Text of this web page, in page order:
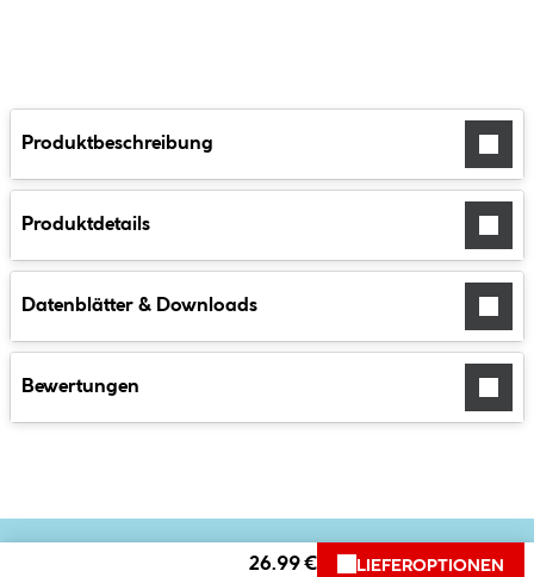
Produktbeschreibung
Produktdetails
Datenblätter & Downloads
Bewertungen
26.99 € LIEFEROPTIONEN